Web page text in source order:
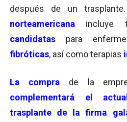
después de un
norteamericana incluye
candidatas
para
fibróticas, así como terapias
La compra de la
complementará el
trasplante de la firma